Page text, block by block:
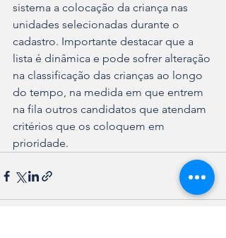
sistema a colocação da criança nas
unidades selecionadas durante o
cadastro. Importante destacar que a
lista é dinâmica e pode sofrer alteração
na classificação das crianças ao longo
do tempo, na medida em que entrem
na fila outros candidatos que atendam
critérios que os coloquem em
prioridade.